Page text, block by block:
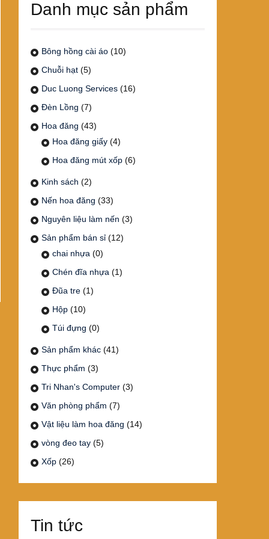
Danh mục sản phẩm
Bông hồng cài áo (10)
Chuỗi hạt (5)
Duc Luong Services (16)
Đèn Lồng (7)
Hoa đăng (43)
Hoa đăng giấy (4)
Hoa đăng mút xốp (6)
Kinh sách (2)
Nến hoa đăng (33)
Nguyên liệu làm nến (3)
Sản phẩm bán sỉ (12)
chai nhựa (0)
Chén đĩa nhựa (1)
Đũa tre (1)
Hộp (10)
Túi đựng (0)
Sản phẩm khác (41)
Thực phẩm (3)
Tri Nhan's Computer (3)
Văn phòng phẩm (7)
Vật liệu làm hoa đăng (14)
vòng đeo tay (5)
Xốp (26)
Tin tức